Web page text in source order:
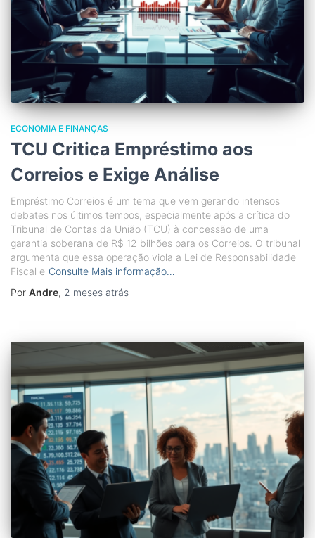
ECONOMIA E FINANÇAS
TCU Critica Empréstimo aos
Correios e Exige Análise
Empréstimo Correios é um tema que vem gerando intensos
debates nos últimos tempos, especialmente após a crítica do
Tribunal de Contas da União (TCU) à concessão de uma
garantia soberana de R$ 12 bilhões para os Correios. O tribunal
argumenta que essa operação viola a Lei de Responsabilidade
Fiscal e Consulte Mais informação…
Por Andre, 2 meses atrás